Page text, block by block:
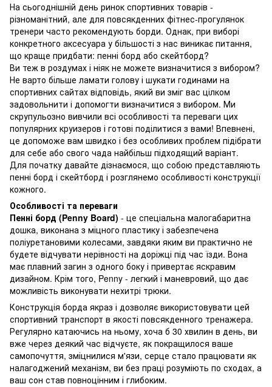
На сьогоднішній день ринок спортивних товарів -
різноманітний, але для повсякденних фітнес-прогулянок
тренери часто рекомендують борди. Однак, при виборі
конкретного аксесуара у більшості з нас виникає питання,
що краще придбати: пенні борд або скейтборд?
Ви теж в роздумах і ніяк не можете визначитися з вибором?
Не варто більше ламати голову і шукати годинами на
спортивних сайтах відповідь, який ви зміг вас цілком
задовольнити і допомогти визначитися з вибором. Ми
скрупульозно вивчили всі особливості та переваги цих
популярних круизеров і готові поділитися з вами! Впевнені,
це допоможе вам швидко і без особливих проблем підібрати
для себе або свого чада найбільш підходящий варіант.
Для початку давайте дізнаємося, що собою представляють
пенні борд і скейтборд і розглянемо особливості конструкції
кожного.
Особливості та переваги
Пенні борд (Penny Board) - це спеціальна малогабаритна
дошка, виконана з міцного пластику і забезпечена
поліуретановими колесами, завдяки яким ви практично не
будете відчувати нерівності на доріжці під час їзди. Вона
має плавний загин з одного боку і привертає яскравим
дизайном. Крім того, Penny - легкий і маневровий, що дає
можливість виконувати нехитрі трюки.
Конструкція борда якраз і дозволяє використовувати цей
спортивний транспорт в якості повсякденного тренажера.
Регулярно катаючись на ньому, хоча б 30 хвилин в день, ви
вже через деякий час відчуєте, як покращилося ваше
самопочуття, зміцнилися м'язи, серце стало працювати як
налагоджений механізм, ви без праці розуміють по сходах, а
ваш сон став повноцінним і глибоким.